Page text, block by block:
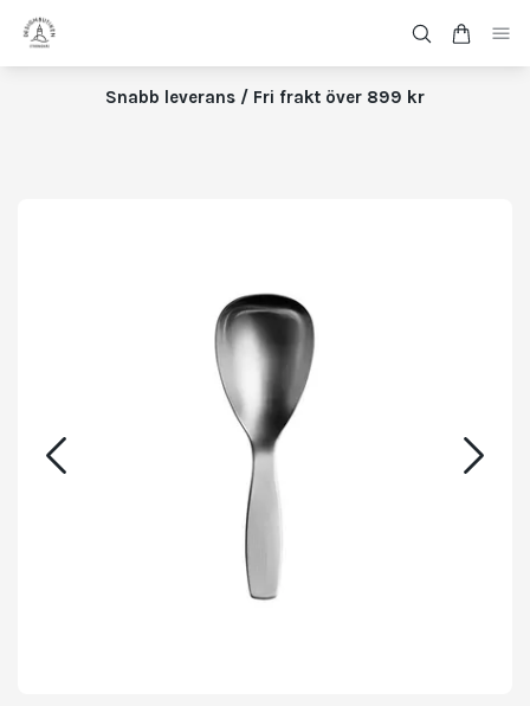
Snabb leverans / Fri frakt över 899 kr